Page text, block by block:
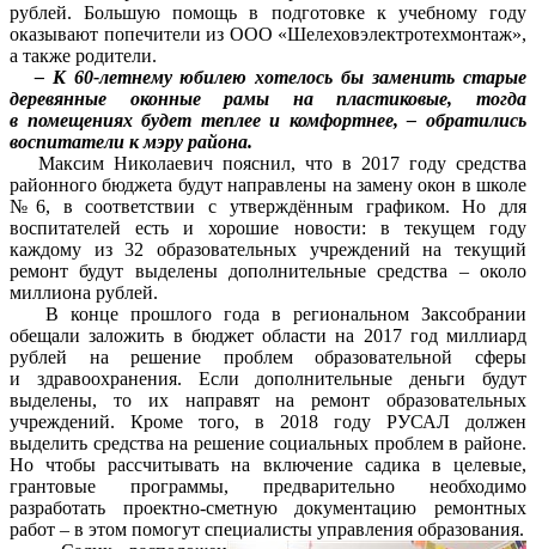
рублей. Большую помощь в подготовке к учебному году
оказывают попечители из ООО «Шелеховэлектротехмонтаж»,
а также родители.
– К 60-летнему юбилею хотелось бы заменить старые
деревянные оконные рамы на пластиковые, тогда
в помещениях будет теплее и комфортнее, – обратились
воспитатели к мэру района.
Максим Николаевич пояснил, что в 2017 году средства
районного бюджета будут направлены на замену окон в школе
№6, в соответствии с утверждённым графиком. Но для
воспитателей есть и хорошие новости: в текущем году
каждому из 32 образовательных учреждений на текущий
ремонт будут выделены дополнительные средства – около
миллиона рублей.
В конце прошлого года в региональном Заксобрании
обещали заложить в бюджет области на 2017 год миллиард
рублей на решение проблем образовательной сферы
и здравоохранения. Если дополнительные деньги будут
выделены, то их направят на ремонт образовательных
учреждений. Кроме того, в 2018 году РУСАЛ должен
выделить средства на решение социальных проблем в районе.
Но чтобы рассчитывать на включение садика в целевые,
грантовые программы, предварительно необходимо
разработать проектно-сметную документацию ремонтных
работ – в этом помогут специалисты управления образования.